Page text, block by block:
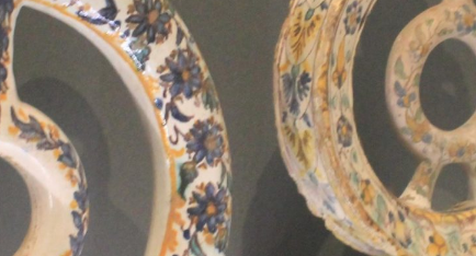
Artisanat, Musée, Musée du Bardo, Tunisie Ottomane